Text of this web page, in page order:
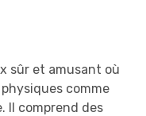
sûr et amusant où
comme
Il comprend des